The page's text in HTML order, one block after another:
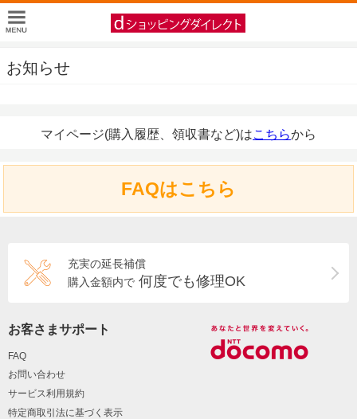
お知らせ
マイページ(購入履歴、領収書など)はこちらから
FAQはこちら
充実の延長補償
購入金額内で 何度でも修理OK
お客さまサポート
FAQ
お問い合わせ
サービス利用規約
特定商取引法に基づく表示